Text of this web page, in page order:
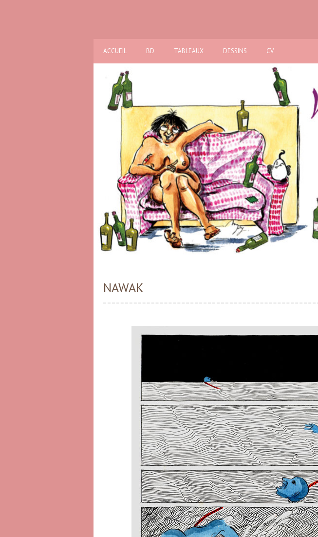
ACCUEIL BD TABLEAUX DESSINS CV
NAWAK